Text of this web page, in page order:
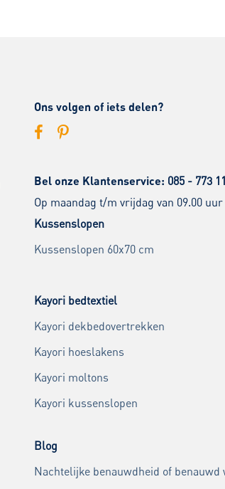
Ons volgen of iets delen?
Bel onze Klantenservice: 085 - 773
Op maandag t/m vrijdag van 09.00
Kussenslopen
Kussenslopen 60x70 cm
Kayori bedtextiel
Kayori dekbedovertrekken
Kayori hoeslakens
Kayori moltons
Kayori kussenslopen
Blog
Nachtelijke benauwdheid of